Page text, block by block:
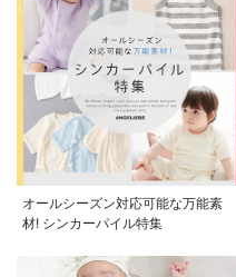
オールシーズン対応可能な万能素
材! シンカーパイル特集